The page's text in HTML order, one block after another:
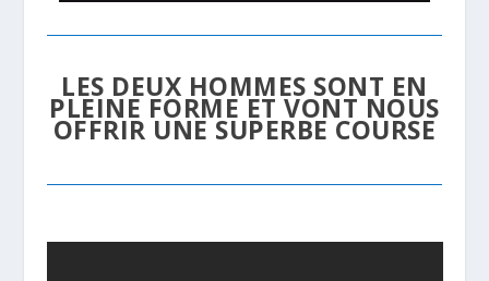
LES DEUX HOMMES SONT EN
PLEINE FORME ET VONT NOUS
OFFRIR UNE SUPERBE COURSE